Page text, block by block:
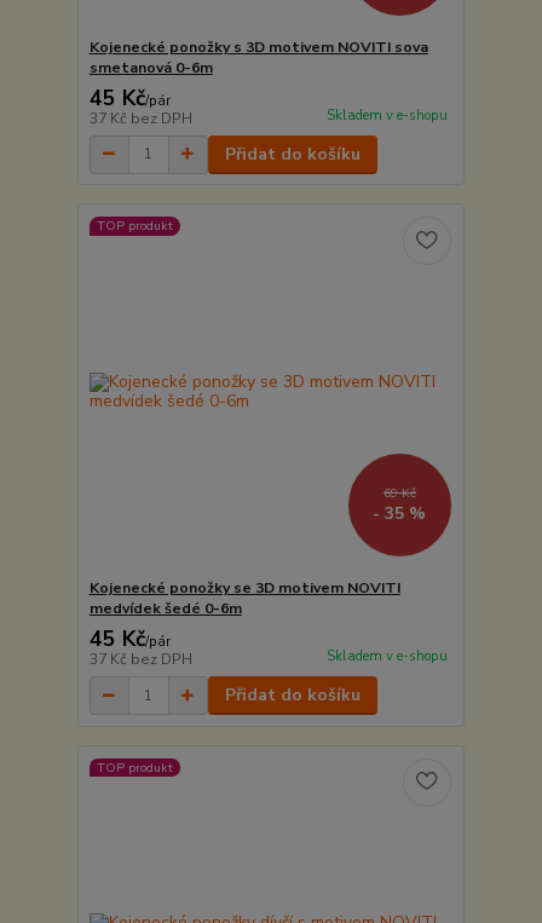
Kojenecké ponožky s 3D motivem NOVITI sova
smetanová 0-6m
45 Kč/pár
37 Kč bez DPH Skladem v e-shopu
Přidat do košíku
TOP produkt
69 Kč
- 35 %
Kojenecké ponožky se 3D motivem NOVITI
medvídek šedé 0-6m
45 Kč/pár
37 Kč bez DPH Skladem v e-shopu
Přidat do košíku
TOP produkt